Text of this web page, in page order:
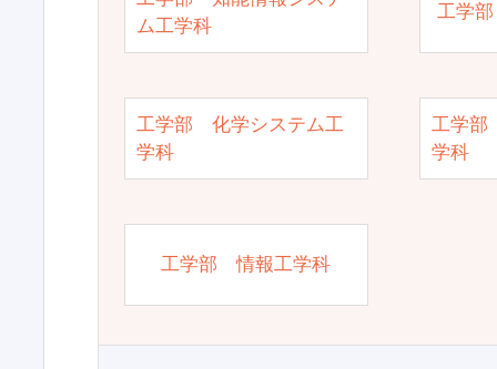
ム工学科
工学
工学部 化学システム工
学科
工学部
学科
工学部 情報工学科